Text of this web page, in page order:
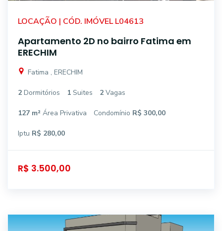
LOCAÇÃO | CÓD. IMÓVEL L04613
Apartamento 2D no bairro Fatima em
ERECHIM
Fatima , ERECHIM
2 Dormitórios 1 Suites 2 Vagas
127 m² Área Privativa Condomínio R$ 300,00
Iptu R$ 280,00
R$ 3.500,00